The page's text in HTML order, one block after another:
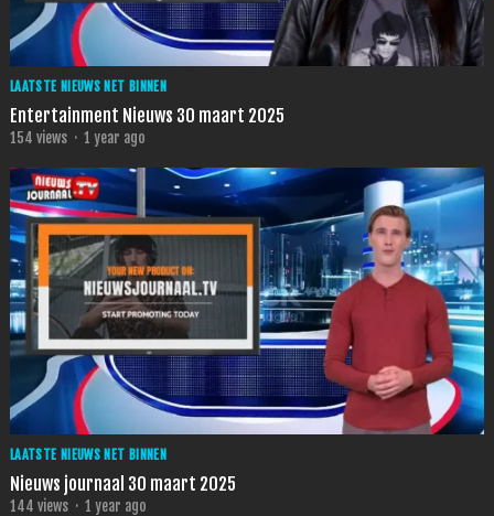
LAATSTE NIEUWS NET BINNEN
Entertainment Nieuws 30 maart 2025
154 views · 1 year ago
LAATSTE NIEUWS NET BINNEN
Nieuws journaal 30 maart 2025
144 views · 1 year ago